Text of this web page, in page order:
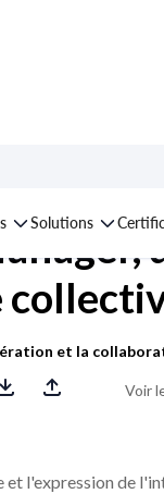
Solutions
personnel
et la
Voir
l'expression de